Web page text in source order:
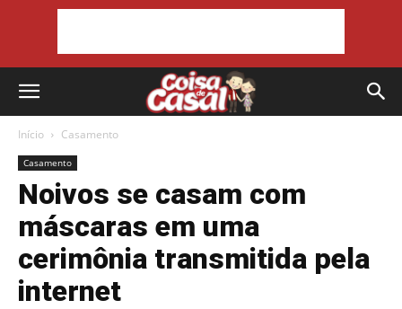
Início Casamento
Casamento
Noivos se casam com
máscaras em uma
cerimônia transmitida pela
internet